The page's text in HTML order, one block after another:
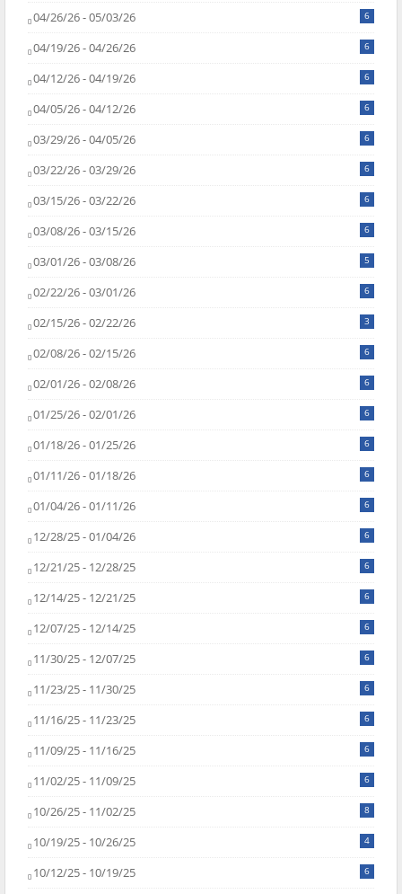
04/26/26 - 05/03/26 6
04/19/26 - 04/26/26 6
04/12/26 - 04/19/26 6
04/05/26 - 04/12/26 6
03/29/26 - 04/05/26 6
03/22/26 - 03/29/26 6
03/15/26 - 03/22/26 6
03/08/26 - 03/15/26 6
03/01/26 - 03/08/26 5
02/22/26 - 03/01/26 6
02/15/26 - 02/22/26 3
02/08/26 - 02/15/26 6
02/01/26 - 02/08/26 6
01/25/26 - 02/01/26 6
01/18/26 - 01/25/26 6
01/11/26 - 01/18/26 6
01/04/26 - 01/11/26 6
12/28/25 - 01/04/26 6
12/21/25 - 12/28/25 6
12/14/25 - 12/21/25 6
12/07/25 - 12/14/25 6
11/30/25 - 12/07/25 6
11/23/25 - 11/30/25 6
11/16/25 - 11/23/25 6
11/09/25 - 11/16/25 6
11/02/25 - 11/09/25 6
10/26/25 - 11/02/25 8
10/19/25 - 10/26/25 4
10/12/25 - 10/19/25 6